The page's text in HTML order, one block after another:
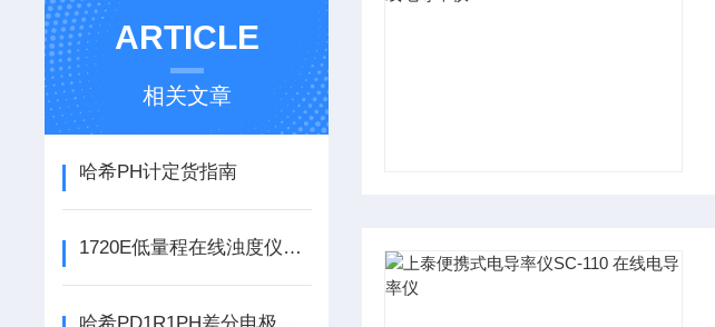
ARTICLE
相关文章
哈希PH计定货指南
1720E低量程在线浊度仪工作原理和典型应用